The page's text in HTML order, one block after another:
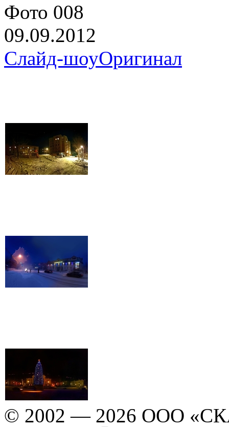
Фото 008
09.09.2012
Слайд-шоуОригинал
© 2002 — 2026 ООО